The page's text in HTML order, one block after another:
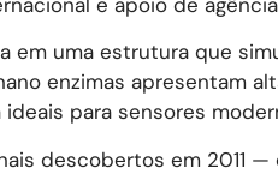
em uma estrutura que
enzimas apresentam
para sensores
descobertos em 2011